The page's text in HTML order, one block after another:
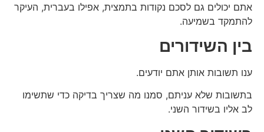
אתם יכולים גם לסכם נקודות בתמצית, אפילו בעברית, העיקר
להתמקד בשמיעה.
בין השידורים
ענו תשובות אותן אתם יודעים.
בתשובות שלא עניתם, סמנו מה שצריך בדיקה כדי שתשימו
לב אליו בשידור השני.